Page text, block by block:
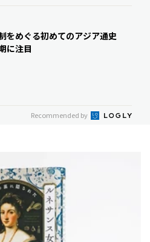
をめぐる初めてのアジア通史
に注目
Recommended by